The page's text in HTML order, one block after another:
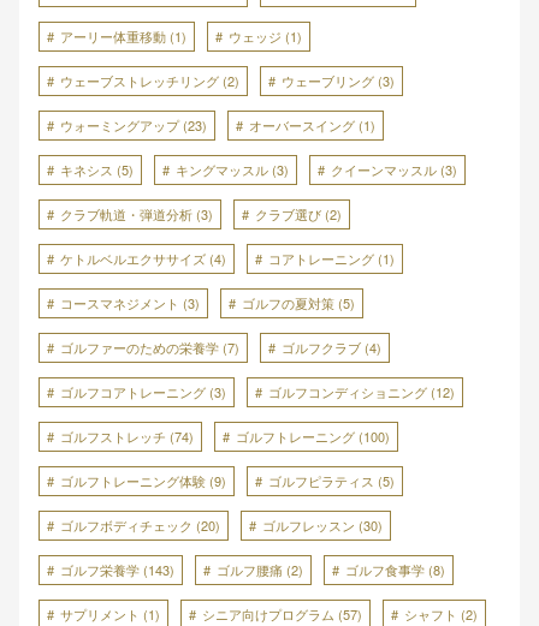
アーリー体重移動 (1) ウェッジ (1)
ウェーブストレッチリング (2) ウェーブリング (3)
ウォーミングアップ(23) オーバースイング (1)
キネシス (5) キングマッスル (3) クイーンマッスル (3)
クラブ軌道・弾道分析 (3) クラブ選び (2)
ケトルベルエクササイズ (4) コアトレーニング (1)
コースマネジメント (3) ゴルフの夏対策 (5)
ゴルファーのための栄養学 (7) ゴルフクラブ (4)
ゴルフコアトレーニング (3) ゴルフコンディショニング (12)
ゴルフストレッチ (74) ゴルフトレーニング (100)
ゴルフトレーニング体験 (9) ゴルフピラティス (5)
ゴルフボディチェック (20) ゴルフレッスン (30)
ゴルフ栄養学 (143) ゴルフ腰痛 (2) ゴルフ食事学 (8)
サプリメント (1) シニア向けプログラム (57) シャフト (2)